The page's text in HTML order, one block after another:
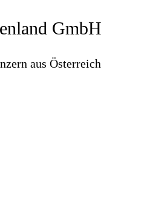
GmbH
aus Österreich